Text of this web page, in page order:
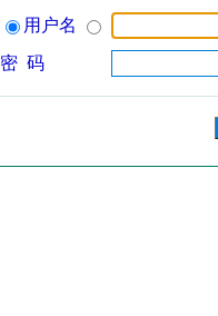
用户名
密 码